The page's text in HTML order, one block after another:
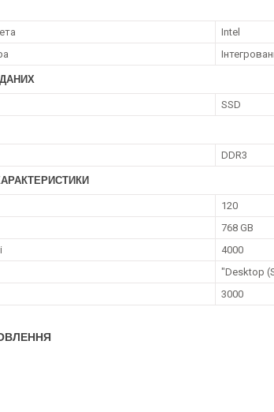
Intel
SSD
DDR3
120
768 GB
4000
"Desktop
3000